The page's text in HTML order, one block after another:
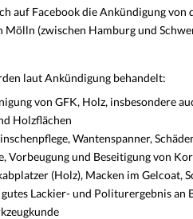
auf Facebook die Ankündigung von
(zwischen Hamburg und
laut Ankündigung behandelt:
von GFK, Holz, insbesondere
Holzflächen
Wantenspanner,
Vorbeugung und Beseitigung von
(Holz), Macken im Gelcoat,
Lackier- und Politurergebnis an